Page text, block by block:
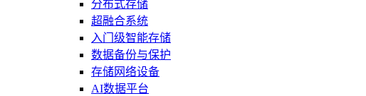
分布式存储
超融合系统
入门级智能存储
数据备份与保护
存储网络设备
AI数据平台